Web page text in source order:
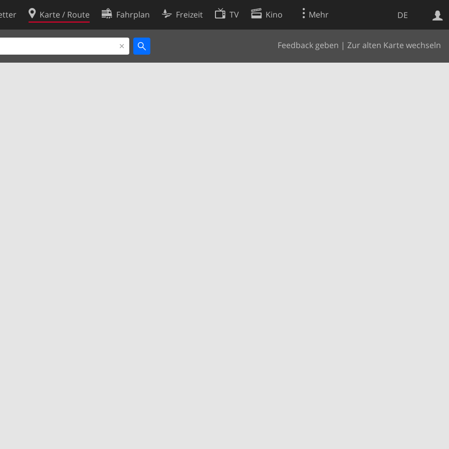
DE
Karte / Route Fahrplan Freizeit TV Kino Mehr
Feedback geben | Zur alten Karte wechseln
Websuche
Cookie-Richtlinie
Cookie-Einstellungen